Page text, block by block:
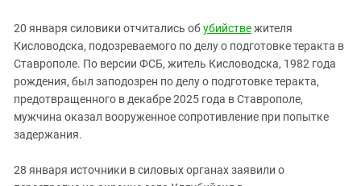
Ростовская область
Северная Осетия - Алания
Ставропольский край
Чечня
Южная Осетия
20 января силовики отчитались обубийствежителя
Кисловодска, подозреваемого по делу о подготовке теракта в
Ставрополе. По версии ФСБ, житель Кисловодска, 1982 года
рождения, был заподозрен по делу о подготовке теракта,
предотвращенного в декабре 2025 года в Ставрополе,
мужчина оказал вооруженное сопротивление при попытке
задержания.
28 января источники в силовых органах заявили о